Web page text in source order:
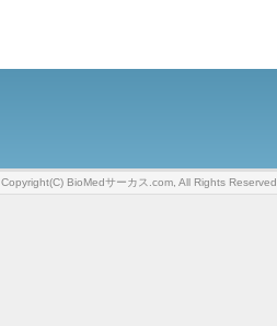
Copyright(C) BioMedサーカス.com, All Rights Reserved.